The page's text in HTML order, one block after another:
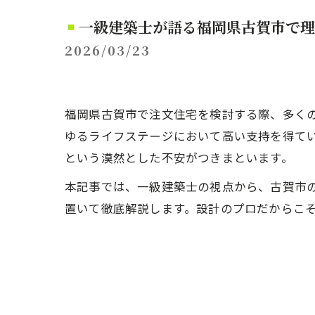
一級建築士が語る福岡県古賀市で
2026/03/23
福岡県古賀市で注文住宅を検討する際、多く
ゆるライフステージにおいて高い支持を得
という漠然とした不安がつきまといます。
本記事では、一級建築士の視点から、古賀
置いて徹底解説します。設計のプロだから